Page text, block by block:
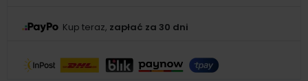
Kup teraz, zapłać za 30 dni